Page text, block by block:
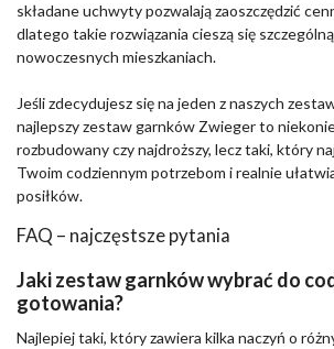
składane uchwyty pozwalają zaoszczędzić
dlatego takie rozwiązania cieszą się
nowoczesnych mieszkaniach.
Jeśli zdecydujesz się na jeden z naszych
najlepszy zestaw garnków Zwieger to
rozbudowany czy najdroższy, lecz taki, który
Twoim codziennym potrzebom i realnie
posiłków.
FAQ – najczęstsze pytania
Jaki zestaw garnków wybrać do
gotowania?
Najlepiej taki, który zawiera kilka naczyń o